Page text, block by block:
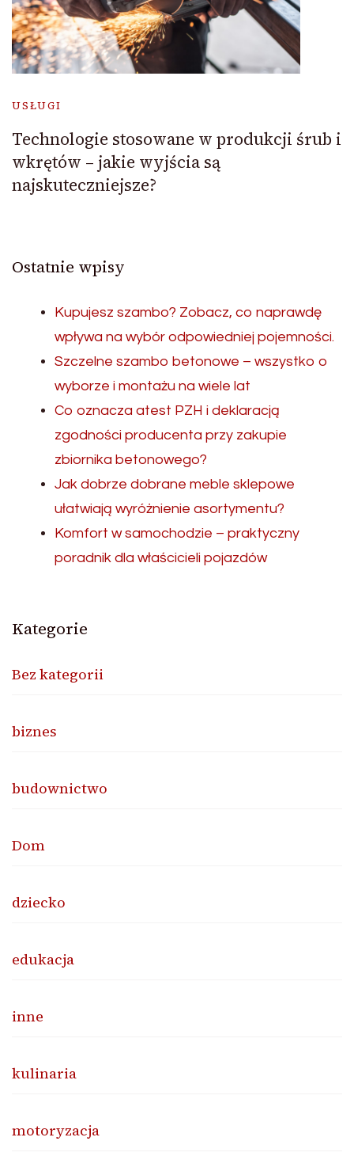
USŁUGI
Technologie stosowane w produkcji śrub i
wkrętów – jakie wyjścia są
najskuteczniejsze?
Ostatnie wpisy
Kupujesz szambo? Zobacz, co naprawdę
wpływa na wybór odpowiedniej pojemności.
Szczelne szambo betonowe – wszystko o
wyborze i montażu na wiele lat
Co oznacza atest PZH i deklaracją
zgodności producenta przy zakupie
zbiornika betonowego?
Jak dobrze dobrane meble sklepowe
ułatwiają wyróżnienie asortymentu?
Komfort w samochodzie – praktyczny
poradnik dla właścicieli pojazdów
Kategorie
Bez kategorii
biznes
budownictwo
Dom
dziecko
edukacja
inne
kulinaria
motoryzacja